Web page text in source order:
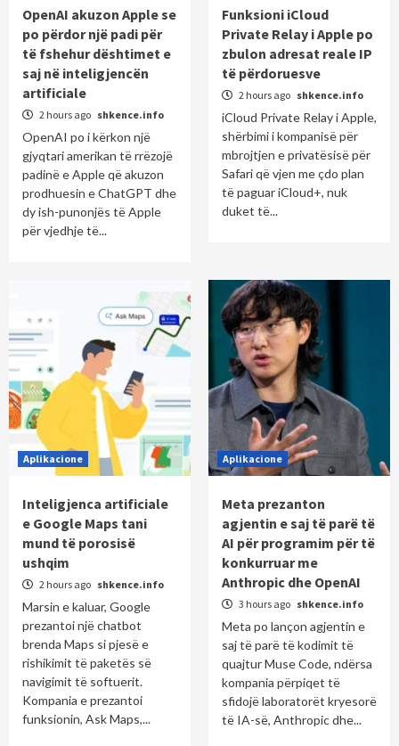
OpenAI akuzon Apple se
po përdor një padi për
të fshehur dështimet e
saj në inteligjencën
artificiale
2 hours ago shkence.info
OpenAI po i kërkon një
gjyqtari amerikan të rrëzojë
padinë e Apple që akuzon
prodhuesin e ChatGPT dhe
dy ish-punonjës të Apple
për vjedhje të...
Funksioni iCloud
Private Relay i Apple po
zbulon adresat reale IP
të përdoruesve
2 hours ago shkence.info
iCloud Private Relay i Apple,
shërbimi i kompanisë për
mbrojtjen e privatësisë për
Safari që vjen me çdo plan
të paguar iCloud+, nuk
duket të...
Aplikacione
Inteligjenca artificiale
e Google Maps tani
mund të porosisë
ushqim
2 hours ago shkence.info
Marsin e kaluar, Google
prezantoi një chatbot
brenda Maps si pjesë e
rishikimit të paketës së
navigimit të softuerit.
Kompania e prezantoi
funksionin, Ask Maps,...
Aplikacione
Meta prezanton
agjentin e saj të parë të
AI për programim për të
konkurruar me
Anthropic dhe OpenAI
3 hours ago shkence.info
Meta po lançon agjentin e
saj të parë të kodimit të
quajtur Muse Code, ndërsa
kompania përpiqet të
sfidojë laboratorët kryesorë
të IA-së, Anthropic dhe...